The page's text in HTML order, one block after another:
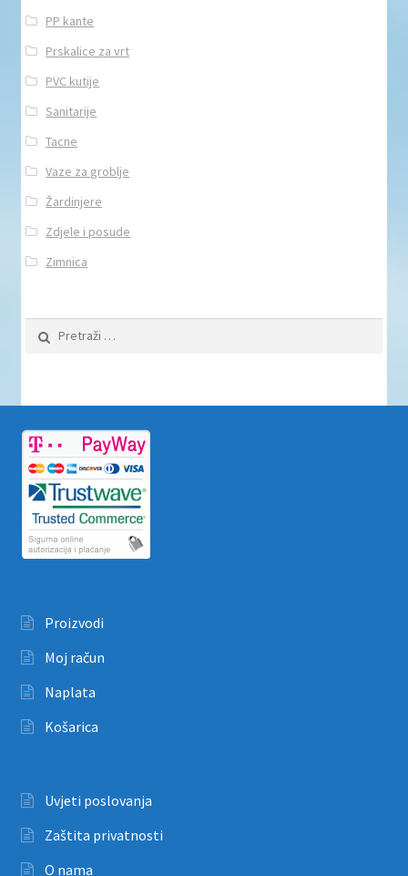
PP kante
Prskalice za vrt
PVC kutije
Sanitarije
Tacne
Vaze za groblje
Žardinjere
Zdjele i posude
Zimnica
Pretraži:
Proizvodi
Moj račun
Naplata
Košarica
Uvjeti poslovanja
Zaštita privatnosti
O nama